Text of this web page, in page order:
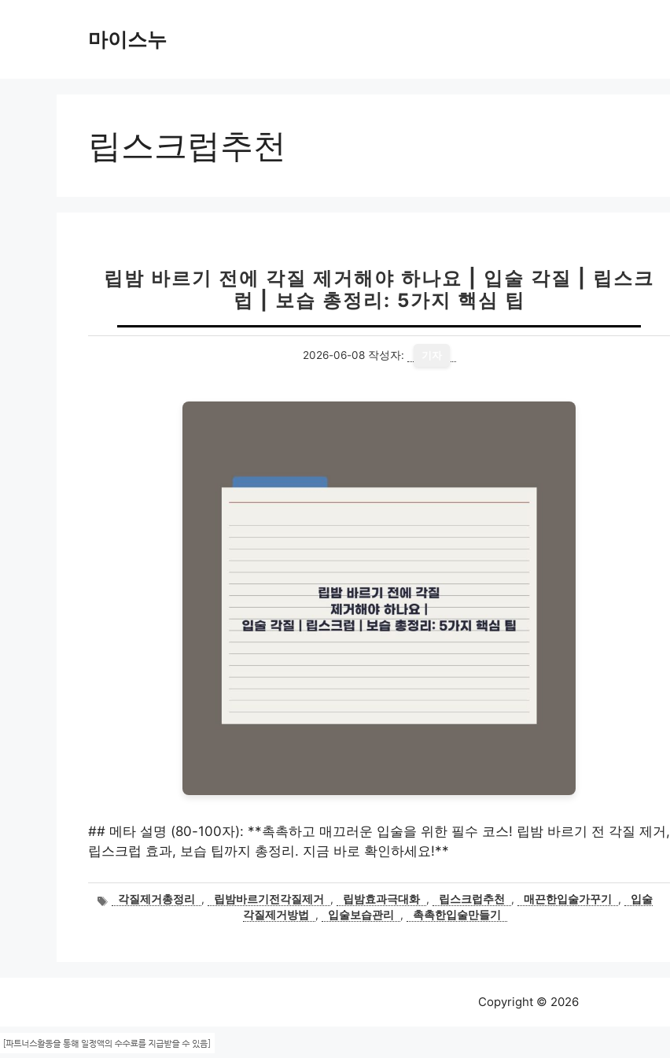
마이스누
립스크럽추천
립밤 바르기 전에 각질 제거해야 하나요 | 입술 각질 | 립스크
럽 | 보습 총정리: 5가지 핵심 팁
2026-06-08 작성자:
## 메타 설명 (80-100자): **촉촉하고 매끄러운 입술을 위한 필수 코스! 립밤 바르기 전 각질 제거,
립스크럽 효과, 보습 팁까지 총정리. 지금 바로 확인하세요!**
태각질제거총정리 , 립밤바르기전각질제거 , 립밤효과극대화 , 립스크럽추천 , 매끈한입술가꾸기 ,
입술
각질제거방법
, 입술보습관리 , 촉촉한입술만들기
Copyright © 2026